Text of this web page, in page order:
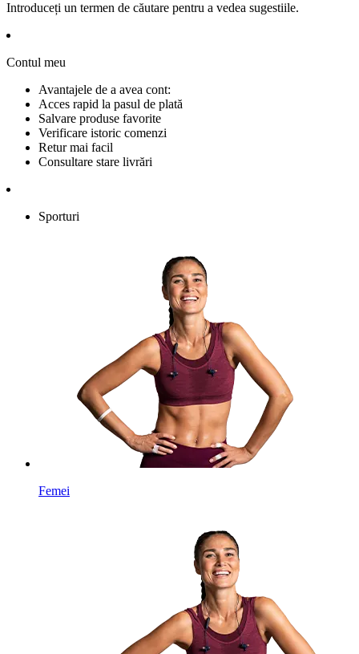
Introduceți un termen de căutare pentru a vedea sugestiile.
Contul meu
Avantajele de a avea cont:
Acces rapid la pasul de plată
Salvare produse favorite
Verificare istoric comenzi
Retur mai facil
Consultare stare livrări
Sporturi
Femei